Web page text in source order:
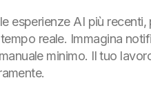
AI più
reale. Immagina
minimo. Il tuo